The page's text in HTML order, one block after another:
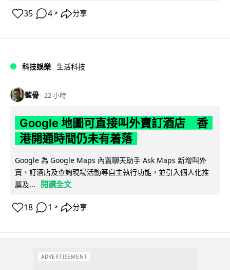
35 4 ↗ 分享
科技娛樂 生活科技
藍骨 22 小時
Google 地圖可直接叫外賣訂酒店 香
港開通時間仍未有着落
Google 為 Google Maps 內置聊天助手 Ask Maps 新增叫外
賣、訂酒店及查詢現場活動等自主執行功能，並引入個人化推
薦及...
閱讀全文
18 1 ↗ 分享
ADVERTISEMENT